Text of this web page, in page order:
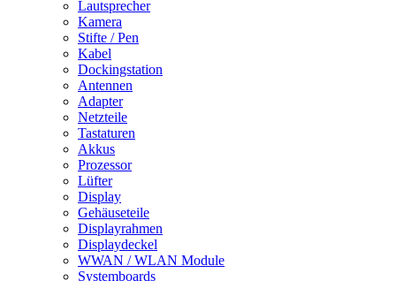
Lautsprecher
Kamera
Stifte / Pen
Kabel
Dockingstation
Antennen
Adapter
Netzteile
Tastaturen
Akkus
Prozessor
Lüfter
Display
Gehäuseteile
Displayrahmen
Displaydeckel
WWAN / WLAN Module
Systemboards